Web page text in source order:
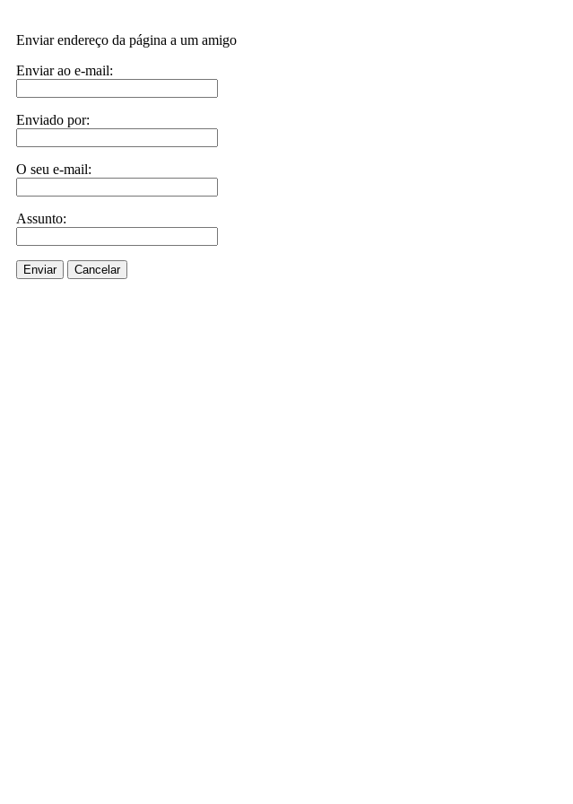
Enviar endereço da página a um amigo
Enviar ao e-mail:
Enviado por:
O seu e-mail:
Assunto:
Enviar Cancelar